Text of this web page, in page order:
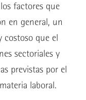
factores que
en general, un
costoso que el
sectoriales y
previstas por el
laboral.